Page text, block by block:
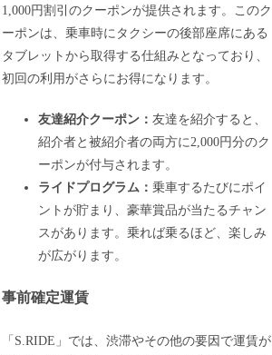
1,000円割引のクーポンが提供されます。このク
ーポンは、乗車時にタクシーの後部座席にある
タブレットから取得する仕組みとなっており、
初回の利用がさらにお得になります。
友達紹介クーポン：友達を紹介すると、
紹介者と被紹介者の両方に2,000円分のク
ーポンが付与されます。
ライドプログラム：乗車するたびにポイ
ントが貯まり、豪華賞品が当たるチャン
スがあります。乗れば乗るほど、楽しみ
が広がります。
事前確定運賃
「S.RIDE」では、渋滞やその他の要因で運賃が